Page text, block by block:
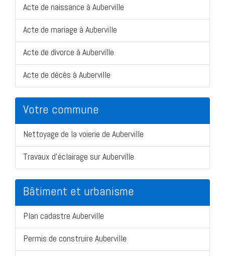
Acte de naissance à Auberville
Acte de mariage à Auberville
Acte de divorce à Auberville
Acte de décès à Auberville
Votre commune
Nettoyage de la voierie de Auberville
Travaux d'éclairage sur Auberville
Bâtiment et urbanisme
Plan cadastre Auberville
Permis de construire Auberville